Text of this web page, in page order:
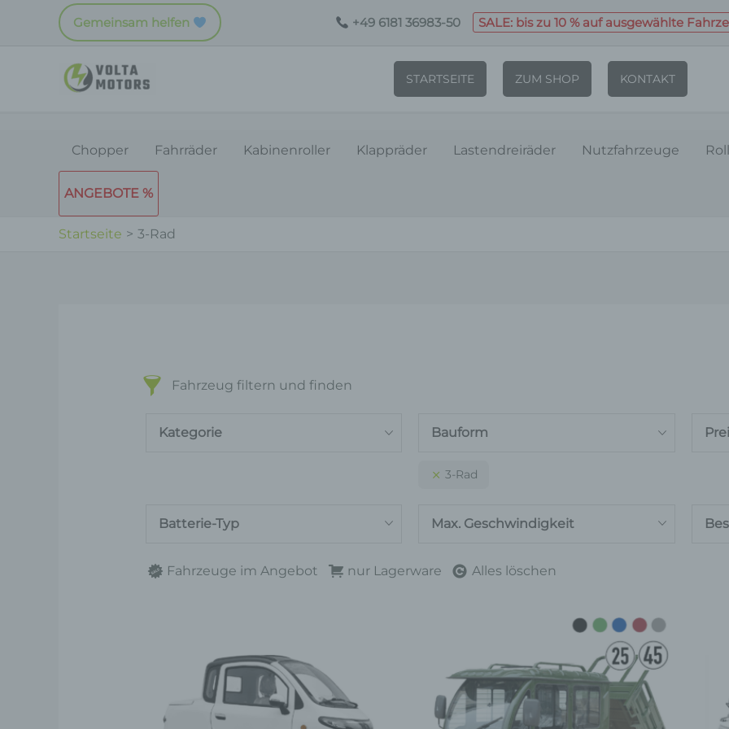
Gemeinsam helfen +49 6181 36983-50 SALE: bis zu 10 % auf ausgewählte
STARTSEITE ZUM SHOP KONTAKT
Chopper Fahrräder Kabinenroller Klappräder Lastendreiräder Nutzfahrzeuge
ANGEBOTE %
Startseite 3-Rad
Fahrzeug filtern und finden
Kategorie Bauform
3-Rad
Batterie-Typ Max. Geschwindigkeit
Fahrzeuge im Angebot nur Lagerware Alles löschen
Varianten
Produkt
weist
mehrere
Varianten